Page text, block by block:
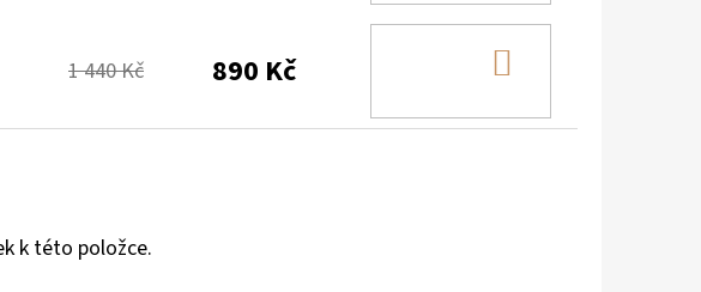
1 440 Kč 890 Kč
k této položce.